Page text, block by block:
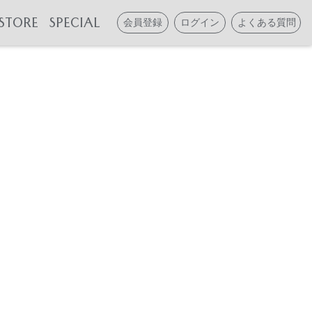
SPECIAL 会員登録 ログイン よくある質問